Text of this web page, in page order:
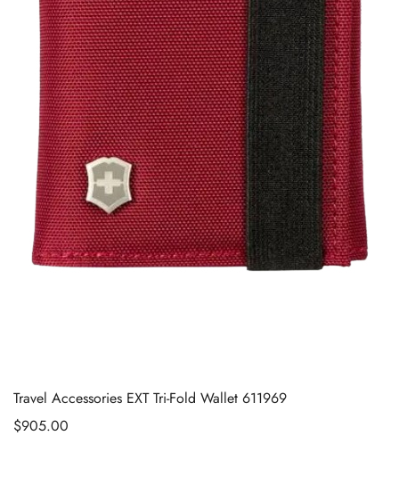
Travel Accessories EXT Tri-Fold Wallet 611969
$905.00